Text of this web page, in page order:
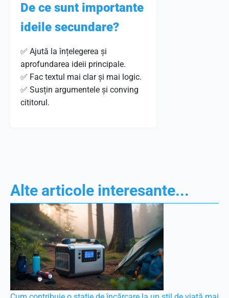
De ce sunt importante
ideile secundare?
✅ Ajută la înțelegerea și
aprofundarea ideii principale.
✅ Fac textul mai clar și mai logic.
✅ Susțin argumentele și conving
cititorul.
Alte articole interesante...